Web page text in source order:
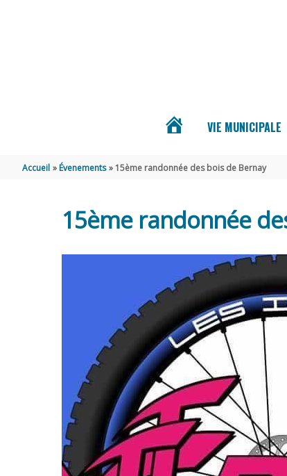
SAINT-
MARTIN
VIE MUNICIPALE
Accueil Évenements 15ème randonnée des bois de Bernay
15ème randonnée